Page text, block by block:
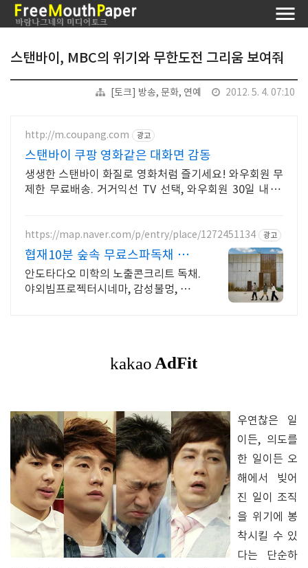
스탠바이, MBC의 위기와 무한도전 그리움 보여줘
[토크] 방송, 문화, 연예 2012. 5. 4. 07:10
http://m.coupang.com 광고
스탠바이 쿠팡 영화같은 대화면 감동
생생한 스탠바이 화질로 영화처럼 즐기세요! 와우회원 무
제한 무료배송. 거거익선 TV 선택, 와우회원 30일 내 무
https://map.naver.com/p/entry/place/1272451134 광고
협재10분 숲속 무료스파독채 안도
타다오 미학이 깃든 건축
안도타다오 미학의 노출콘크리트 독채.
야외빔프로젝터시네마, 감성불멍, 무료
우연찮은 일
이든, 의도를
한 일이든 오
해에서 빚어
진 일이 조직
을 위기에 봉
착시킬 수 있
다는 단순하